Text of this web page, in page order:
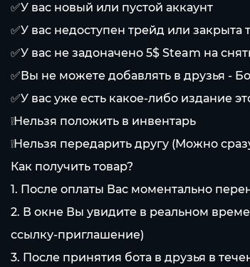
✅У вас новый или пустой аккаунт
✅У вас недоступен трейд или закрыта
✅У вас не задоначено 5$ Steam на
✅Вы не можете добавлять в друзья -
✅У вас уже есть какое-либо издание
❕Нельзя положить в инвентарь
❕Нельзя передарить другу (Можно
Как получить товар?
1. После оплаты Вас моментально
2. В окне Вы увидите в реальном
ссылку-приглашение)
3. После принятия бота в друзья в